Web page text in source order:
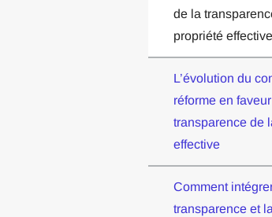
de la
propriété effective
L’évolution du
réforme en
transparence de
effective
Comment
transparence et